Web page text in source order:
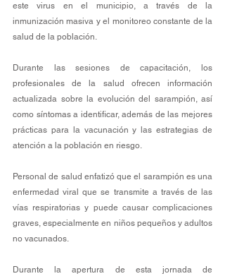
este virus en el municipio, a través de la
inmunización masiva y el monitoreo constante de la
salud de la población.
Durante las sesiones de capacitación, los
profesionales de la salud ofrecen información
actualizada sobre la evolución del sarampión, así
como síntomas a identificar, además de las mejores
prácticas para la vacunación y las estrategias de
atención a la población en riesgo.
Personal de salud enfatizó que el sarampión es una
enfermedad viral que se transmite a través de las
vías respiratorias y puede causar complicaciones
graves, especialmente en niños pequeños y adultos
no vacunados.
Durante la apertura de esta jornada de